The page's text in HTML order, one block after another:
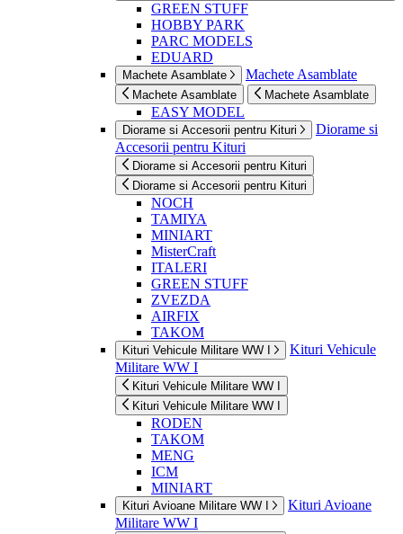
GREEN STUFF
HOBBY PARK
PARC MODELS
EDUARD
Machete Asamblate Machete Asamblate
Machete Asamblate Machete Asamblate
EASY MODEL
Diorame si Accesorii pentru Kituri
Diorame si
Accesorii pentru Kituri
Diorame si Accesorii pentru Kituri
Diorame si Accesorii pentru Kituri
NOCH
TAMIYA
MINIART
MisterCraft
ITALERI
GREEN STUFF
ZVEZDA
AIRFIX
TAKOM
Kituri Vehicule Militare WW I
Kituri Vehicule
Militare WW I
Kituri Vehicule Militare WW I
Kituri Vehicule Militare WW I
RODEN
TAKOM
MENG
ICM
MINIART
Kituri Avioane Militare WW I
Kituri Avioane
Militare WW I